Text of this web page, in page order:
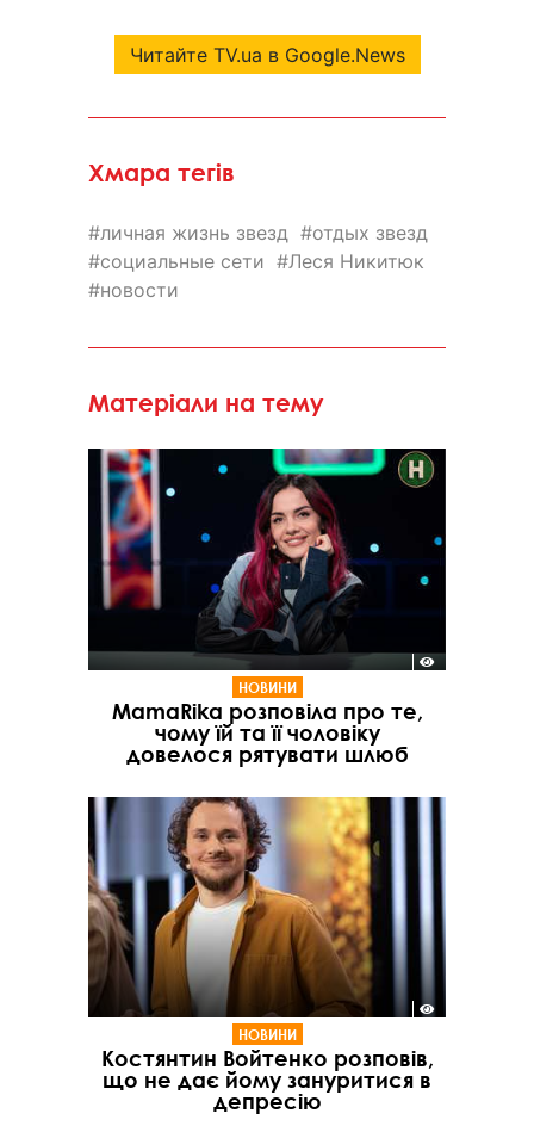
Читайте TV.ua в Google.News
Хмара тегів
личная жизнь звезд
отдых звезд
социальные сети
Леся Никитюк
новости
Матеріали на тему
НОВИНИ
MamaRika розповіла про те,
чому їй та її чоловіку
довелося рятувати шлюб
НОВИНИ
Костянтин Войтенко розповів,
що не дає йому зануритися в
депресію